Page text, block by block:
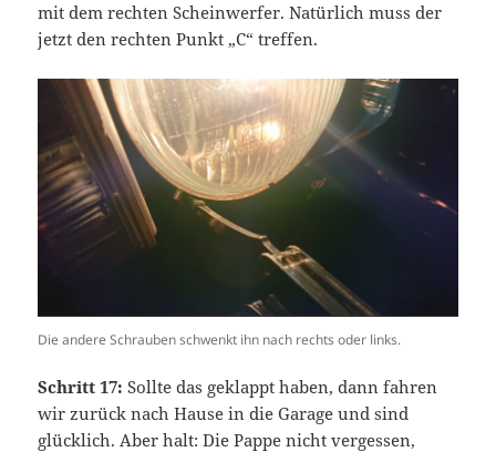
mit dem rechten Scheinwerfer. Natürlich muss der
jetzt den rechten Punkt „C“ treffen.
Die andere Schrauben schwenkt ihn nach rechts oder links.
Schritt 17: Sollte das geklappt haben, dann fahren
wir zurück nach Hause in die Garage und sind
glücklich. Aber halt: Die Pappe nicht vergessen,